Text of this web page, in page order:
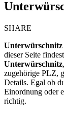
SHARE
Unterwürschnitz
dieser Seite
Unterwürschnitz
zugehörige PLZ,
Details. Egal ob
Einordnung oder
richtig.